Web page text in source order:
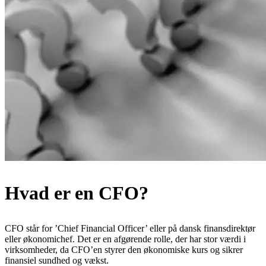
Hvad er en CFO?
CFO står for ’Chief Financial Officer’ eller på dansk finansdirektør
eller økonomichef. Det er en afgørende rolle, der har stor værdi i
virksomheder, da CFO’en styrer den økonomiske kurs og sikrer
finansiel sundhed og vækst.